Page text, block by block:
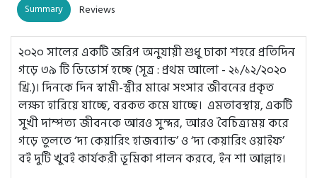
Summary Reviews
২০২০ সালের একটি জরিপ অনুযায়ী শুধু ঢাকা শহরে প্রতিদিন
গড়ে ৩৯ টি ডিভোর্স হচ্ছে (সূত্র : প্রথম আলো - ২১/১২/২০২০
খ্রি.)। দিনকে দিন স্বামী-স্ত্রীর মাঝে সংসার জীবনের প্রকৃত
লক্ষ্য হারিয়ে যাচ্ছে, বরকত কমে যাচ্ছে। এমতাবস্থায়‚ একটি
সুখী দাম্পত্য জীবনকে আরও সুন্দর, আরও বৈচিত্র্যময় করে
গড়ে তুলতে ‘দ্য কেয়ারিং হাজব্যান্ড’ ও ‘দ্য কেয়ারিং ওয়াইফ’
বই দুটি খুবই কার্যকরী ভূমিকা পালন করবে, ইন শা আল্লাহ।